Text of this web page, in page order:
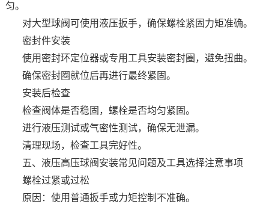
匀。
对大型球阀可使用液压扳手，确保螺栓紧固力矩准确。
密封件安装
使用密封环定位器或专用工具安装密封圈，避免扭曲。
确保密封圈就位后再进行最终紧固。
安装后检查
检查阀体是否稳固，螺栓是否均匀紧固。
进行液压测试或气密性测试，确保无泄漏。
清理现场，检查工具完好性。
五、液压高压球阀安装常见问题及工具选择注意事项
螺栓过紧或过松
原因：使用普通扳手或力矩控制不准确。